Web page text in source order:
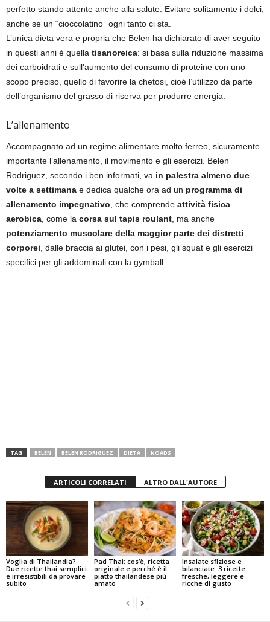
perfetto stando attente anche alla salute. Evitare solitamente i dolci,
anche se un “cioccolatino” ogni tanto ci sta.
L’unica dieta vera e propria che Belen ha dichiarato di aver seguito
in questi anni è quella tisanoreica: si basa sulla riduzione massima
dei carboidrati e sull’aumento del consumo di proteine con uno
scopo preciso, quello di favorire la chetosi, cioè l’utilizzo da parte
dell’organismo del grasso di riserva per produrre energia.
L’allenamento
Accompagnato ad un regime alimentare molto ferreo, sicuramente
importante l’allenamento, il movimento e gli esercizi. Belen
Rodriguez, secondo i ben informati, va in palestra almeno due
volte a settimana e dedica qualche ora ad un programma di
allenamento impegnativo , che comprende attività fisica
aerobica , come la corsa sul tapis roulant , ma anche
potenziamento muscolare della maggior parte dei distretti
corporei , dalle braccia ai glutei, con i pesi, gli squat e gli esercizi
specifici per gli addominali con la gymball.
TAG BELEN BELEN RODRIGUEZ DIETA NOADS
ARTICOLI CORRELATI ALTRO DALL'AUTORE
Voglia di Thailandia?
Due ricette thai semplici
e irresistibili da provare
subito
Pad Thai: cos’è, ricetta
originale e perché è il
piatto thailandese più
amato
Insalate sfiziose e
bilanciate: 3 ricette
fresche, leggere e
ricche di gusto